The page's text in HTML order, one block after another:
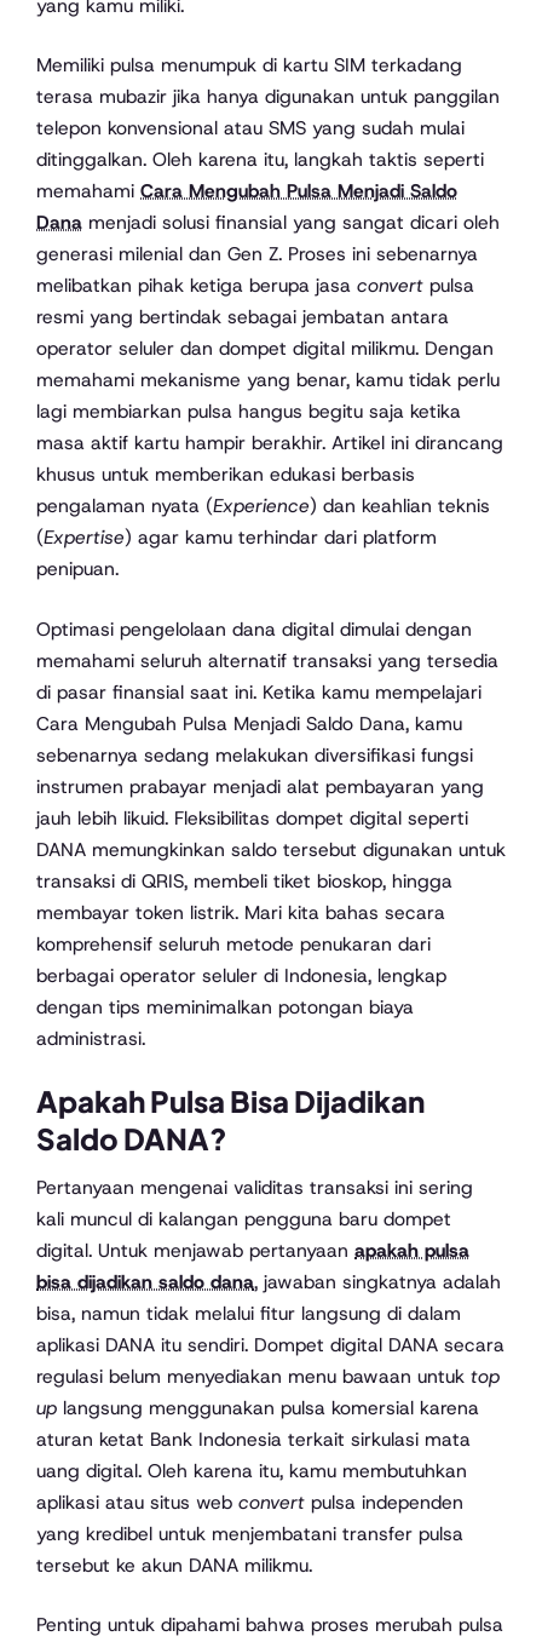
yang kamu miliki.
Memiliki pulsa menumpuk di kartu SIM terkadang
terasa mubazir jika hanya digunakan untuk panggilan
telepon konvensional atau SMS yang sudah mulai
ditinggalkan. Oleh karena itu, langkah taktis seperti
memahami Cara Mengubah Pulsa Menjadi Saldo
Dana menjadi solusi finansial yang sangat dicari oleh
generasi milenial dan Gen Z. Proses ini sebenarnya
melibatkan pihak ketiga berupa jasa convert pulsa
resmi yang bertindak sebagai jembatan antara
operator seluler dan dompet digital milikmu. Dengan
memahami mekanisme yang benar, kamu tidak perlu
lagi membiarkan pulsa hangus begitu saja ketika
masa aktif kartu hampir berakhir. Artikel ini dirancang
khusus untuk memberikan edukasi berbasis
pengalaman nyata (Experience) dan keahlian teknis
(Expertise) agar kamu terhindar dari platform
penipuan.
Optimasi pengelolaan dana digital dimulai dengan
memahami seluruh alternatif transaksi yang tersedia
di pasar finansial saat ini. Ketika kamu mempelajari
Cara Mengubah Pulsa Menjadi Saldo Dana, kamu
sebenarnya sedang melakukan diversifikasi fungsi
instrumen prabayar menjadi alat pembayaran yang
jauh lebih likuid. Fleksibilitas dompet digital seperti
DANA memungkinkan saldo tersebut digunakan untuk
transaksi di QRIS, membeli tiket bioskop, hingga
membayar token listrik. Mari kita bahas secara
komprehensif seluruh metode penukaran dari
berbagai operator seluler di Indonesia, lengkap
dengan tips meminimalkan potongan biaya
administrasi.
Apakah Pulsa Bisa Dijadikan
Saldo DANA?
Pertanyaan mengenai validitas transaksi ini sering
kali muncul di kalangan pengguna baru dompet
digital. Untuk menjawab pertanyaan apakah pulsa
bisa dijadikan saldo dana, jawaban singkatnya adalah
bisa, namun tidak melalui fitur langsung di dalam
aplikasi DANA itu sendiri. Dompet digital DANA secara
regulasi belum menyediakan menu bawaan untuk top
up langsung menggunakan pulsa komersial karena
aturan ketat Bank Indonesia terkait sirkulasi mata
uang digital. Oleh karena itu, kamu membutuhkan
aplikasi atau situs web convert pulsa independen
yang kredibel untuk menjembatani transfer pulsa
tersebut ke akun DANA milikmu.
Penting untuk dipahami bahwa proses merubah pulsa